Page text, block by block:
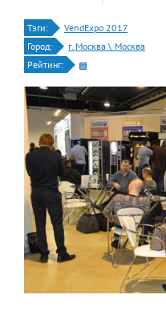
Тэги:
VendExpo 2017
Город:
г. Москва \ Москва
Рейтинг: